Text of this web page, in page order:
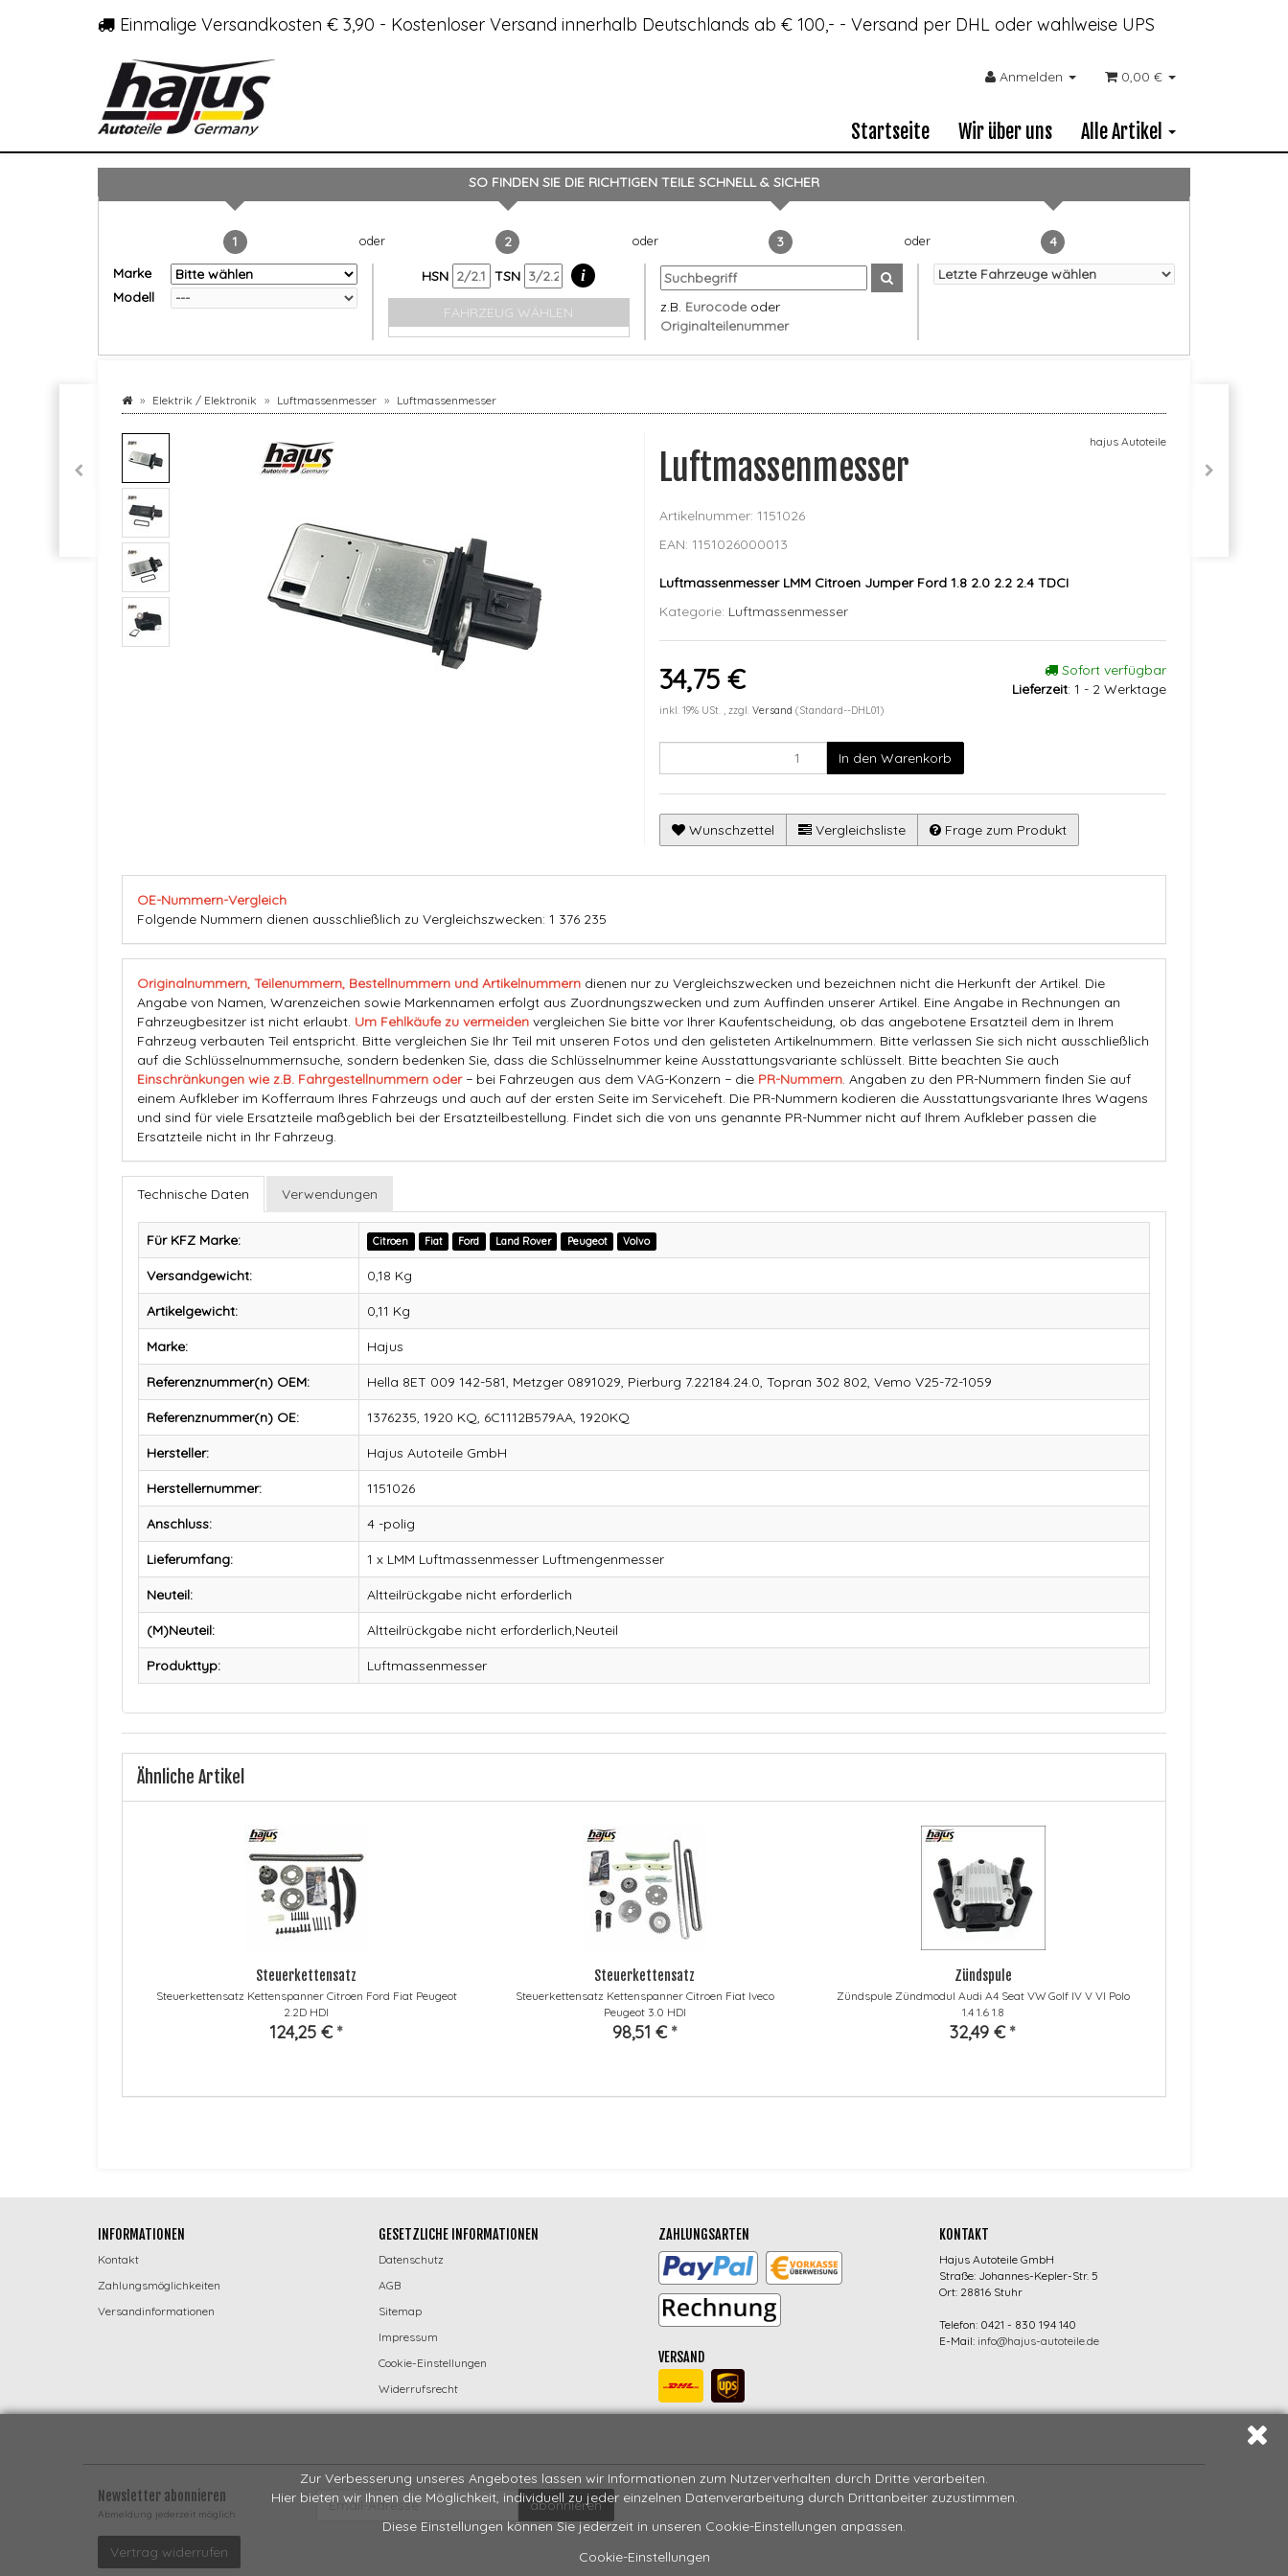
Einmalige Versandkosten € 3,90 - Kostenloser Versand innerhalb Deutschlands ab € 100,- - Versand per DHL oder wahlweise UPS
Anmelden 0,00 €
Startseite Wir über uns Alle Artikel
SO FINDEN SIE DIE RICHTIGEN TEILE SCHNELL & SICHER
1
Marke
Modell
2
HSN
TSN i
FAHRZEUG WÄHLEN
3
z.B. Eurocode oder
Originalteilenummer
4
Zur Verbesserung unseres Angebotes lassen wir Informationen zum Nutzerverhalten durch Dritte verarbeiten.
Hier bieten wir Ihnen die Möglichkeit, individuell zu jeder einzelnen Datenverarbeitung durch Drittanbeiter zuzustimmen.
Diese Einstellungen können Sie jederzeit in unseren Cookie-Einstellungen anpassen.
Cookie-Einstellungen
Elektrik / Elektronik Luftmassenmesser Luftmassenmesser
hajus Autoteile
Luftmassenmesser
Artikelnummer: 1151026
EAN: 1151026000013
Luftmassenmesser LMM Citroen Jumper Ford 1.8 2.0 2.2 2.4 TDCI
Kategorie: Luftmassenmesser
34,75 €
inkl. 19% USt. , zzgl. Versand (Standard--DHL01)
Sofort verfügbar
Lieferzeit: 1 - 2 Werktage
In den Warenkorb
Wunschzettel Vergleichsliste Frage zum Produkt
OE-Nummern-Vergleich
Folgende Nummern dienen ausschließlich zu Vergleichszwecken: 1 376 235
Originalnummern, Teilenummern, Bestellnummern und Artikelnummern dienen nur zu Vergleichszwecken und bezeichnen nicht die Herkunft der Artikel. Die
Angabe von Namen, Warenzeichen sowie Markennamen erfolgt aus Zuordnungszwecken und zum Auffinden unserer Artikel. Eine Angabe in Rechnungen an
Fahrzeugbesitzer ist nicht erlaubt. Um Fehlkäufe zu vermeiden vergleichen Sie bitte vor Ihrer Kaufentscheidung, ob das angebotene Ersatzteil dem in Ihrem
Fahrzeug verbauten Teil entspricht. Bitte vergleichen Sie Ihr Teil mit unseren Fotos und den gelisteten Artikelnummern. Bitte verlassen Sie sich nicht ausschließlich
auf die Schlüsselnummernsuche, sondern bedenken Sie, dass die Schlüsselnummer keine Ausstattungsvariante schlüsselt. Bitte beachten Sie auch
Einschränkungen wie z.B. Fahrgestellnummern oder− bei Fahrzeugen aus dem VAG-Konzern − die PR-Nummern. Angaben zu den PR-Nummern finden Sie auf
einem Aufkleber im Kofferraum Ihres Fahrzeugs und auch auf der ersten Seite im Serviceheft. Die PR-Nummern kodieren die Ausstattungsvariante Ihres Wagens
und sind für viele Ersatzteile maßgeblich bei der Ersatzteilbestellung. Findet sich die von uns genannte PR-Nummer nicht auf Ihrem Aufkleber passen die
Ersatzteile nicht in Ihr Fahrzeug.
Technische Daten Verwendungen
Für KFZ Marke: Citroen Fiat Ford Land Rover Peugeot Volvo
Versandgewicht: 0,18 Kg
Artikelgewicht: 0,11 Kg
Marke: Hajus
Referenznummer(n) OEM: Hella 8ET 009 142-581, Metzger 0891029, Pierburg 7.22184.24.0, Topran 302 802, Vemo V25-72-1059
Referenznummer(n) OE: 1376235, 1920 KQ, 6C1112B579AA, 1920KQ
Hersteller: Hajus Autoteile GmbH
Herstellernummer: 1151026
Anschluss: 4 -polig
Lieferumfang: 1 x LMM Luftmassenmesser Luftmengenmesser
Neuteil: Altteilrückgabe nicht erforderlich
(M)Neuteil: Altteilrückgabe nicht erforderlich,Neuteil
Produkttyp: Luftmassenmesser
Ähnliche Artikel
Steuerkettensatz
Steuerkettensatz Kettenspanner Citroen Ford Fiat Peugeot
2.2D HDI
124,25 € *
Steuerkettensatz
Steuerkettensatz Kettenspanner Citroen Fiat Iveco
Peugeot 3.0 HDI
98,51 € *
Zündspule
Zündspule Zündmodul Audi A4 Seat VW Golf IV V VI Polo
1.4 1.6 1.8
32,49 € *
INFORMATIONEN
Kontakt
Zahlungsmöglichkeiten
Versandinformationen
GESETZLICHE INFORMATIONEN
Datenschutz
AGB
Sitemap
Impressum
Cookie-Einstellungen
Widerrufsrecht
ZAHLUNGSARTEN
VERSAND
KONTAKT
Hajus Autoteile GmbH
Straße: Johannes-Kepler-Str. 5
Ort: 28816 Stuhr
Telefon: 0421 - 830 194 140
E-Mail: info@hajus-autoteile.de
Newsletter abonnieren
Abmeldung jederzeit möglich
EMAIL-
abonnieren
Vertrag widerrufen